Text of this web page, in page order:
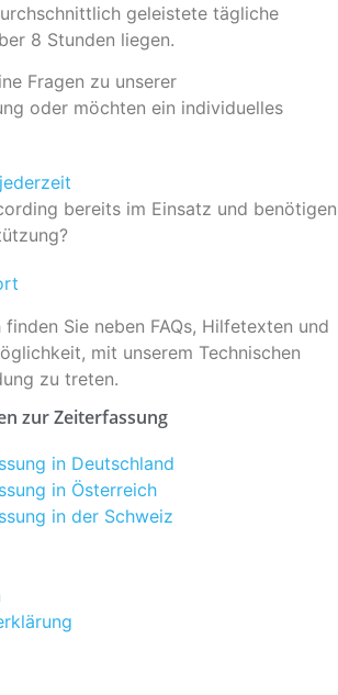
geleistete tägliche
8 Stunden liegen.
Fragen zu unserer
oder möchten ein individuelles
bereits im Einsatz und benötigen
Sie neben FAQs, Hilfetexten und
mit unserem Technischen
zu treten.
zur Zeiterfassung
in Deutschland
in Österreich
in der Schweiz